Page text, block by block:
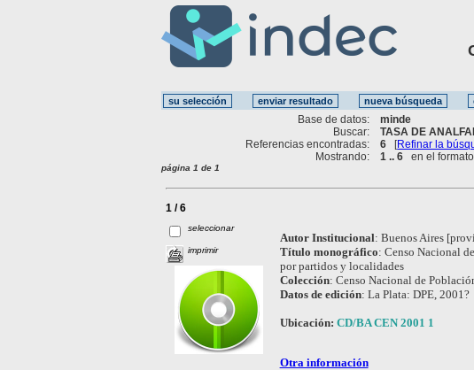
Base de datos:
minde
Buscar:
TASA DE
Referencias encontradas:
6 [Refinar la
Mostrando:
1 .. 6 en el
página 1 de 1
1 / 6
seleccionar
imprimir
Autor Institucional: Buenos Aires
Título monográfico: Censo Nacional
por partidos y localidades
Colección: Censo Nacional de
Datos de edición: La Plata: DPE, 2001?
Ubicación: CD/BA CEN 2001 1
Otra información